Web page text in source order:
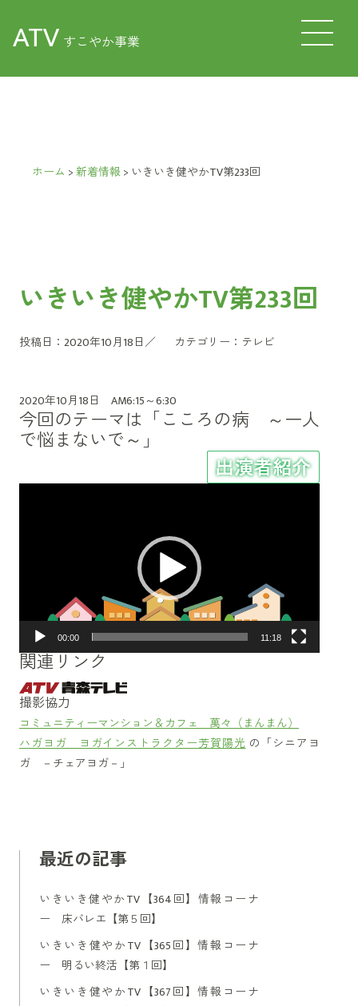
ATV すこやか事業
ホーム >新着情報> いきいき健やかTV第233回
いきいき健やかTV第233回
投稿日：2020年10月18日／ カテゴリー： テレビ
2020年10月18日 AM6:15～6:30
今回のテーマは「こころの病 ～一人
で悩まないで～」
00:00 11:18
関連リンク
撮影協力
コミュニティーマンション＆カフェ 萬々（まんまん）
ハガヨガ ヨガインストラクター芳賀陽光の「シニアヨ
ガ －チェアヨガ－」
最近の記事
いきいき健やかTV【364回】情報コーナ
ー 床バレエ【第５回】
いきいき健やかTV【365回】情報コーナ
ー 明るい終活【第１回】
いきいき健やかTV【367回】情報コーナ